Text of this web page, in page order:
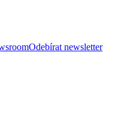
Odebírat newsletter